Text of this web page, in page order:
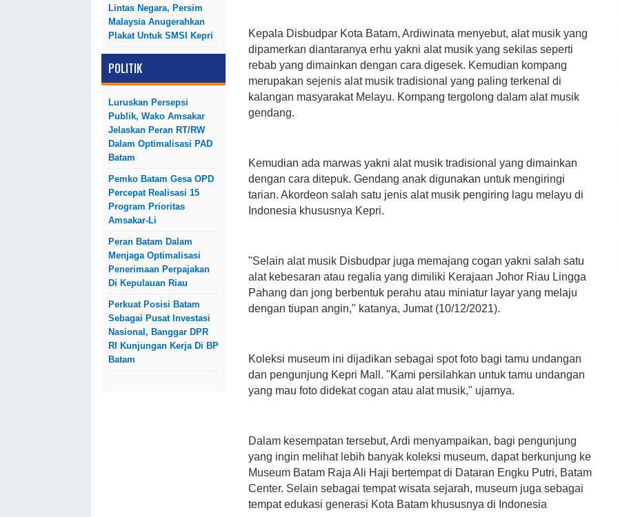
Lintas Negara, Persim
Malaysia Anugerahkan
Plakat Untuk SMSI Kepri
POLITIK
Luruskan Persepsi
Publik, Wako Amsakar
Jelaskan Peran RT/RW
Dalam Optimalisasi PAD
Batam
Pemko Batam Gesa OPD
Percepat Realisasi 15
Program Prioritas
Amsakar-Li
Peran Batam Dalam
Menjaga Optimalisasi
Penerimaan Perpajakan
Di Kepulauan Riau
Perkuat Posisi Batam
Sebagai Pusat Investasi
Nasional, Banggar DPR
RI Kunjungan Kerja Di BP
Batam
Kepala Disbudpar Kota Batam, Ardiwinata menyebut, alat musik yang
dipamerkan diantaranya erhu yakni alat musik yang sekilas seperti
rebab yang dimainkan dengan cara digesek. Kemudian kompang
merupakan sejenis alat musik tradisional yang paling terkenal di
kalangan masyarakat Melayu. Kompang tergolong dalam alat musik
gendang.
Kemudian ada marwas yakni alat musik tradisional yang dimainkan
dengan cara ditepuk. Gendang anak digunakan untuk mengiringi
tarian. Akordeon salah satu jenis alat musik pengiring lagu melayu di
Indonesia khususnya Kepri.
"Selain alat musik Disbudpar juga memajang cogan yakni salah satu
alat kebesaran atau regalia yang dimiliki Kerajaan Johor Riau Lingga
Pahang dan jong berbentuk perahu atau miniatur layar yang melaju
dengan tiupan angin," katanya, Jumat (10/12/2021).
Koleksi museum ini dijadikan sebagai spot foto bagi tamu undangan
dan pengunjung Kepri Mall. "Kami persilahkan untuk tamu undangan
yang mau foto didekat cogan atau alat musik," ujarnya.
Dalam kesempatan tersebut, Ardi menyampaikan, bagi pengunjung
yang ingin melihat lebih banyak koleksi museum, dapat berkunjung ke
Museum Batam Raja Ali Haji bertempat di Dataran Engku Putri, Batam
Center. Selain sebagai tempat wisata sejarah, museum juga sebagai
tempat edukasi generasi Kota Batam khususnya di Indonesia